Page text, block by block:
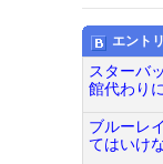
UFO（
Anderson
Information
特撮 プロップ
ペンギン貿易
エント
スターバ
館代わり
ブルーレ
てはいけ